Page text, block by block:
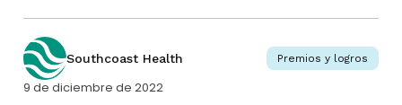
Southcoast Health Premios y logros
9 de diciembre de 2022